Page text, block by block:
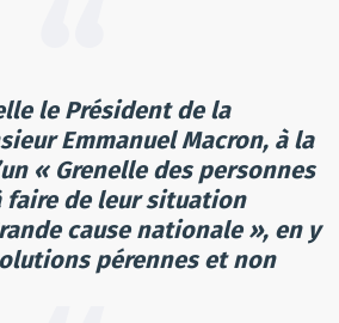
le Président de la
Emmanuel Macron, à la
« Grenelle des personnes
faire de leur situation
cause nationale », en y
pérennes et non